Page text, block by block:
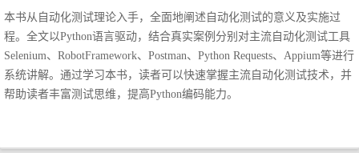
本书从自动化测试理论入手，全面地阐述自动化测试的意义及实施过
程。全文以Python语言驱动，结合真实案例分别对主流自动化测试工具
Selenium、RobotFramework、Postman、Python Requests、Appium等进行
系统讲解。 通过学习本书，读者可以快速掌握主流自动化测试技术，并
帮助读者丰富测试思维，提高Python编码能力。